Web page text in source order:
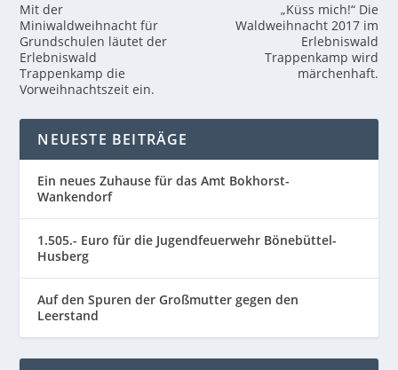
Mit der
Miniwaldweihnacht für
Grundschulen läutet der
Erlebniswald
Trappenkamp die
Vorweihnachtszeit ein.
„Küss mich!“ Die
Waldweihnacht 2017 im
Erlebniswald
Trappenkamp wird
märchenhaft.
NEUESTE BEITRÄGE
Ein neues Zuhause für das Amt Bokhorst-
Wankendorf
1.505.- Euro für die Jugendfeuerwehr Bönebüttel-
Husberg
Auf den Spuren der Großmutter gegen den
Leerstand